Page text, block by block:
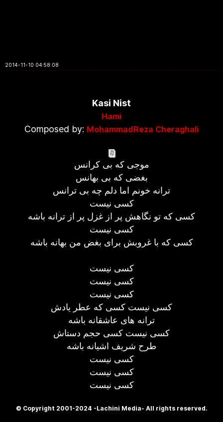
2014-11-10 04:58:08
Kasi Nist
Hami
Composed by: MohammadReza Cheraghali
موجی که بی کرانس
بغضی که بی بهانس
ترانه خونم اما دلم چه بی ترانس
کسی نیست
کسی که تو نگاهش پر از غزل پر از ترانه باشه
کسی نیست
کسی که با غروبش برای بغض من بهانه باشه
کسی نیست
کسی نیست
کسی نیست
کسی نیست کسی که عطر یادش
ترانه های عاشقانه باشه
کسی نیست کسی حجم دستاش
طرح شریف اشیانه باشه
کسی نیست
کسی نیست
کسی نیست
© Copyright 2001-2024 -Lachini Media- All rights reserved.